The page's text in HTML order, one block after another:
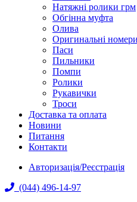
Натяжні ролики грм
Обгінна муфта
Олива
Оригинальні номери
Паси
Пильники
Помпи
Ролики
Рукавички
Троси
Доставка та оплата
Новини
Питання
Контакти
Авторизація/Реєстрація
(044) 496-14-97